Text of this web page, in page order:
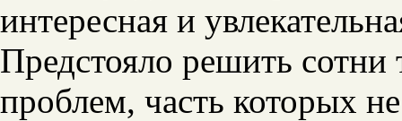
интересная и
Предстояло решить
проблем, часть которых